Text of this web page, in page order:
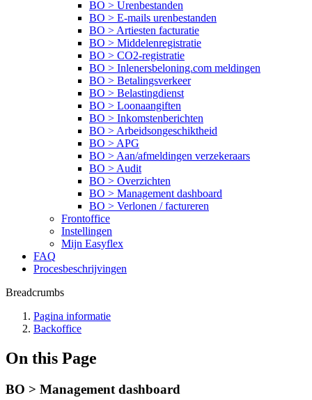
BO > Urenbestanden
BO > E-mails urenbestanden
BO > Artiesten facturatie
BO > Middelenregistratie
BO > CO2-registratie
BO > Inlenersbeloning.com meldingen
BO > Betalingsverkeer
BO > Belastingdienst
BO > Loonaangiften
BO > Inkomstenberichten
BO > Arbeidsongeschiktheid
BO > APG
BO > Aan/afmeldingen verzekeraars
BO > Audit
BO > Overzichten
BO > Management dashboard
BO > Verlonen / factureren
Frontoffice
Instellingen
Mijn Easyflex
FAQ
Procesbeschrijvingen
Breadcrumbs
Pagina informatie
Backoffice
On this Page
BO > Management dashboard